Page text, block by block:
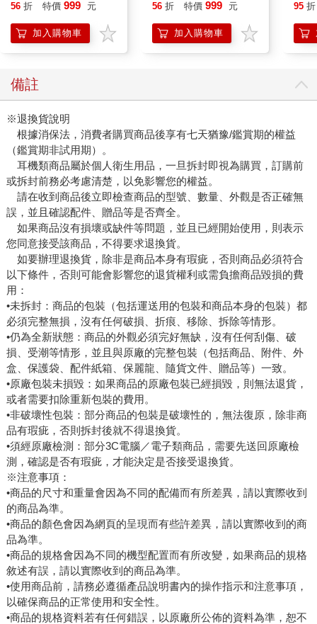
56 折 特價 999 元
加入購物車
56 折 特價 999 元
加入購物車
95 折
備註
※退換貨說明
根據消保法，消費者購買商品後享有七天猶豫/鑑賞期的權益
（鑑賞期非試用期）。
耳機類商品屬於個人衛生用品，一旦拆封即視為購買，訂購前
或拆封前務必考慮清楚，以免影響您的權益。
請在收到商品後立即檢查商品的型號、數量、外觀是否正確無
誤，並且確認配件、贈品等是否齊全。
如果商品沒有損壞或缺件等問題，並且已經開始使用，則表示
您同意接受該商品，不得要求退換貨。
如要辦理退換貨，除非是商品本身有瑕疵，否則商品必須符合
以下條件，否則可能會影響您的退貨權利或需負擔商品毀損的費
用：
•未拆封：商品的包裝（包括運送用的包裝和商品本身的包裝）都
必須完整無損，沒有任何破損、折痕、移除、拆除等情形。
•仍為全新狀態：商品的外觀必須完好無缺，沒有任何刮傷、破
損、受潮等情形，並且與原廠的完整包裝（包括商品、附件、外
盒、保護袋、配件紙箱、保麗龍、隨貨文件、贈品等）一致。
•原廠包裝未損毀：如果商品的原廠包裝已經損毀，則無法退貨，
或者需要扣除重新包裝的費用。
•非破壞性包裝：部分商品的包裝是破壞性的，無法復原，除非商
品有瑕疵，否則拆封後就不得退換貨。
•須經原廠檢測：部分3C電腦／電子類商品，需要先送回原廠檢
測，確認是否有瑕疵，才能決定是否接受退換貨。
※注意事項：
•商品的尺寸和重量會因為不同的配備而有所差異，請以實際收到
的商品為準。
•商品的顏色會因為網頁的呈現而有些許差異，請以實際收到的商
品為準。
•商品的規格會因為不同的機型配置而有所改變，如果商品的規格
敘述有誤，請以實際收到的商品為準。
•使用商品前，請務必遵循產品說明書內的操作指示和注意事項，
以確保商品的正常使用和安全性。
•商品的規格資料若有任何錯誤，以原廠所公佈的資料為準，恕不